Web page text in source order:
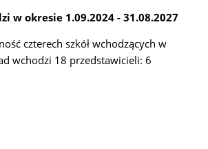
w okresie 1.09.2024 - 31.08.2027
czterech szkół wchodzących w
wchodzi 18 przedstawicieli: 6